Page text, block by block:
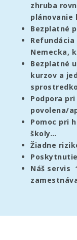
zhruba
plánovanie
Bezplatné
Nemecka,
Bezplatné
kurzov a
Podpora
povolena/
Pomoc pri
školy…
Žiadne
Náš servis